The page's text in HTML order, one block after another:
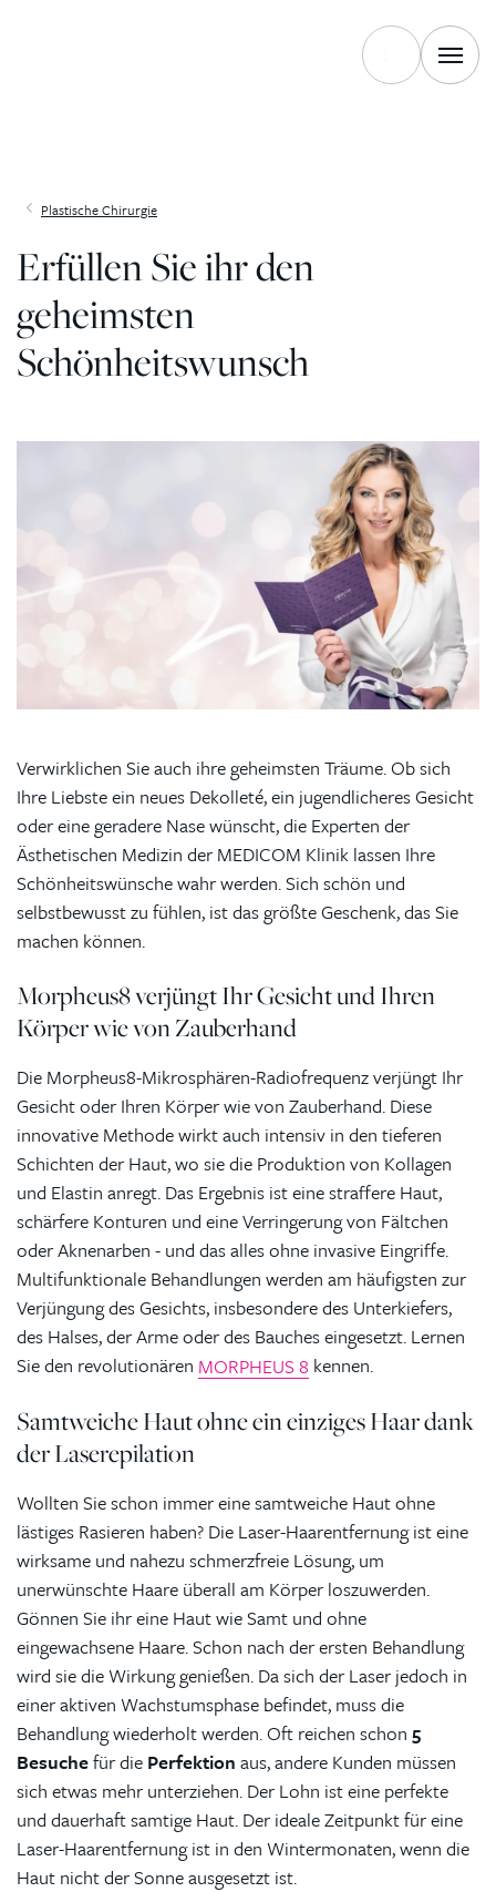
Plastische Chirurgie
Erfüllen Sie ihr den
geheimsten
Schönheitswunsch
Verwirklichen Sie auch ihre geheimsten Träume. Ob sich
Ihre Liebste ein neues Dekolleté, ein jugendlicheres Gesicht
oder eine geradere Nase wünscht, die Experten der
Ästhetischen Medizin der MEDICOM Klinik lassen Ihre
Schönheitswünsche wahr werden. Sich schön und
selbstbewusst zu fühlen, ist das größte Geschenk, das Sie
machen können.
Morpheus8 verjüngt Ihr Gesicht und Ihren
Körper wie von Zauberhand
Die Morpheus8-Mikrosphären-Radiofrequenz verjüngt Ihr
Gesicht oder Ihren Körper wie von Zauberhand. Diese
innovative Methode wirkt auch intensiv in den tieferen
Schichten der Haut, wo sie die Produktion von Kollagen
und Elastin anregt. Das Ergebnis ist eine straffere Haut,
schärfere Konturen und eine Verringerung von Fältchen
oder Aknenarben - und das alles ohne invasive Eingriffe.
Multifunktionale Behandlungen werden am häufigsten zur
Verjüngung des Gesichts, insbesondere des Unterkiefers,
des Halses, der Arme oder des Bauches eingesetzt. Lernen
Sie den revolutionären MORPHEUS 8 kennen.
Samtweiche Haut ohne ein einziges Haar dank
der Laserepilation
Wollten Sie schon immer eine samtweiche Haut ohne
lästiges Rasieren haben? Die Laser-Haarentfernung ist eine
wirksame und nahezu schmerzfreie Lösung, um
unerwünschte Haare überall am Körper loszuwerden.
Gönnen Sie ihr eine Haut wie Samt und ohne
eingewachsene Haare. Schon nach der ersten Behandlung
wird sie die Wirkung genießen. Da sich der Laser jedoch in
einer aktiven Wachstumsphase befindet, muss die
Behandlung wiederholt werden. Oft reichen schon 5
Besuchefür die Perfektion aus, andere Kunden müssen
sich etwas mehr unterziehen. Der Lohn ist eine perfekte
und dauerhaft samtige Haut. Der ideale Zeitpunkt für eine
Laser-Haarentfernung ist in den Wintermonaten, wenn die
Haut nicht der Sonne ausgesetzt ist.